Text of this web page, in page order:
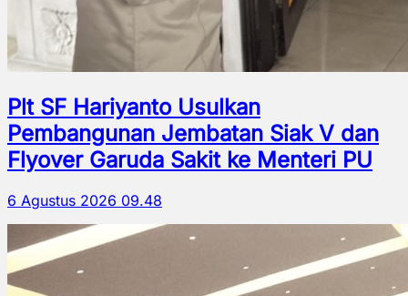
Plt SF Hariyanto Usulkan
Pembangunan Jembatan Siak V dan
Flyover Garuda Sakit ke Menteri PU
6 Agustus 2026 09.48